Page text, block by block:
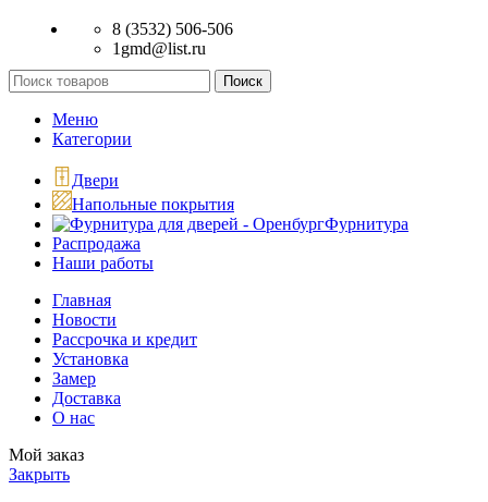
8 (3532) 506-506
1gmd@list.ru
Поиск
Меню
Категории
Двери
Напольные покрытия
Фурнитура
Распродажа
Наши работы
Главная
Новости
Рассрочка и кредит
Установка
Замер
Доставка
О нас
Мой заказ
Закрыть